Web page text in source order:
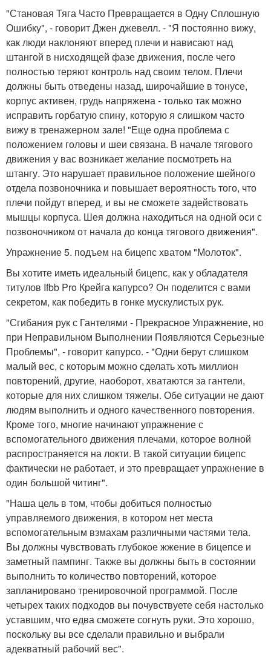
"Становая Тяга Часто Превращается в Одну Сплошную
Ошибку", - говорит Джен джевелл. - "Я постоянно вижу,
как люди наклоняют вперед плечи и нависают над
штангой в нисходящей фазе движения, после чего
полностью теряют контроль над своим телом. Плечи
должны быть отведены назад, широчайшие в тонусе,
корпус активен, грудь напряжена - только так можно
исправить горбатую спину, которую я слишком часто
вижу в тренажерном зале! "Еще одна проблема с
положением головы и шеи связана. В начале тягового
движения у вас возникает желание посмотреть на
штангу. Это нарушает правильное положение шейного
отдела позвоночника и повышает вероятность того, что
плечи пойдут вперед, и вы не сможете задействовать
мышцы корпуса. Шея должна находиться на одной оси с
позвоночником от начала до конца тягового движения".
Упражнение 5. подъем на бицепс хватом "Молоток".
Вы хотите иметь идеальный бицепс, как у обладателя
титулов Ifbb Pro Крейга капурсо? Он поделится с вами
секретом, как победить в гонке мускулистых рук.
"Сгибания рук с Гантелями - Прекрасное Упражнение, но
при Неправильном Выполнении Появляются Серьезные
Проблемы", - говорит капурсо. - "Одни берут слишком
малый вес, с которым можно сделать хоть миллион
повторений, другие, наоборот, хватаются за гантели,
которые для них слишком тяжелы. Обе ситуации не дают
людям выполнить и одного качественного повторения.
Кроме того, многие начинают упражнение с
вспомогательного движения плечами, которое волной
распространяется на локти. В такой ситуации бицепс
фактически не работает, и это превращает упражнение в
один большой читинг".
"Наша цель в том, чтобы добиться полностью
управляемого движения, в котором нет места
вспомогательным взмахам различными частями тела.
Вы должны чувствовать глубокое жжение в бицепсе и
заметный пампинг. Также вы должны быть в состоянии
выполнить то количество повторений, которое
запланировано тренировочной программой. После
четырех таких подходов вы почувствуете себя настолько
уставшим, что едва сможете согнуть руки. Это хорошо,
поскольку вы все сделали правильно и выбрали
адекватный рабочий вес".